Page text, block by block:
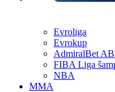
Evroliga
Evrokup
AdmiralBet
FIBA Liga
NBA
MMA